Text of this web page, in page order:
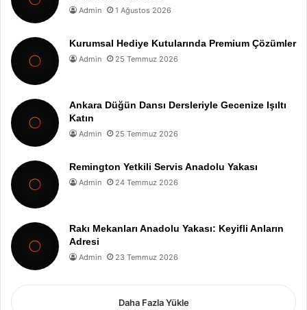
Admin 1 Ağustos 2026
Kurumsal Hediye Kutularında Premium Çözümler
Admin 25 Temmuz 2026
Ankara Düğün Dansı Dersleriyle Gecenize Işıltı
Katın
Admin 25 Temmuz 2026
Remington Yetkili Servis Anadolu Yakası
Admin 24 Temmuz 2026
Rakı Mekanları Anadolu Yakası: Keyifli Anların
Adresi
Admin 23 Temmuz 2026
Daha Fazla Yükle